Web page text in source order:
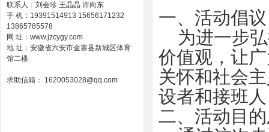
联系人：刘会珍 王晶晶 许向东
手 机：19391514913 15656171232
13865785578
网 址：www.jzcygy.com
地 址：安徽省六安市金寨县新城区体育
馆二楼
求助信箱： 1620053028@qq.com
一、活动倡议
为进一步弘
价值观，让
关怀和社会
设者和接班
二、活动目